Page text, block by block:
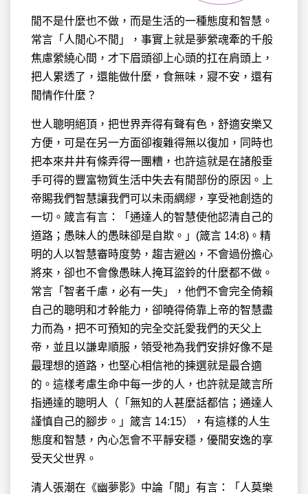
閒不是什麼也不做，而是生活的一種態度和智慧。
常言「人閒心不閒」，事實上就是夢縈魂牽的千般
焦慮縈繞心間，才下眉頭卻上心頭的扛在肩頭上，
把人累透了，還能做什麼，食無味，寢不安，還有
閒情作什麼？
世人聰明絕頂，把世界弄得有聲有色，舒適安樂又
方便，可是在另一方面卻複雜得無以復加，同時也
把本來井井有條弄得一團糟，也許這就是在諸般垂
手可得的豐富物質生活中失去有閒部份的原因。上
帝賜我們智慧讓我們可以未雨綢繆，享受祂創造的
一切。箴言有言：「通達人的智慧使他認清自己的
道路；愚昧人的愚昧卻是自欺。」(箴言 14:8)。精
明的人以智慧審時度勢，趨吉避凶，不會過份擔心
將來，卻也不會像愚昧人掩耳盜鈴的什麼都不做。
常言「智者千慮，必有一失」，他們不會完全倚賴
自己的聰明和才幹能力，卻曉得倚靠上帝的智慧盡
力而為，把不可預知的完全交託愛我們的天父上
帝，並且以謙卑順服，領受祂為我們安排好像不是
最理想的道路，也堅心相信祂的揀選就是最合適
的。這樣考慮生命中每一步的人，也許就是箴言所
指通達的聰明人（「無知的人甚麼話都信；通達人
謹慎自己的腳步。」箴言 14:15），有這樣的人生
態度和智慧，內心怎會不平靜安穩，優閒安逸的享
受天父世界。
清人張潮在《幽夢影》中論「閒」有言：「人莫樂